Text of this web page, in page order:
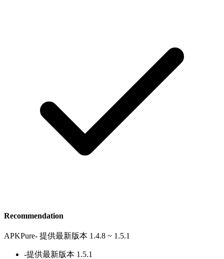
Recommendation
APKPure- 提供最新版本 1.4.8 ~ 1.5.1
-提供最新版本 1.5.1